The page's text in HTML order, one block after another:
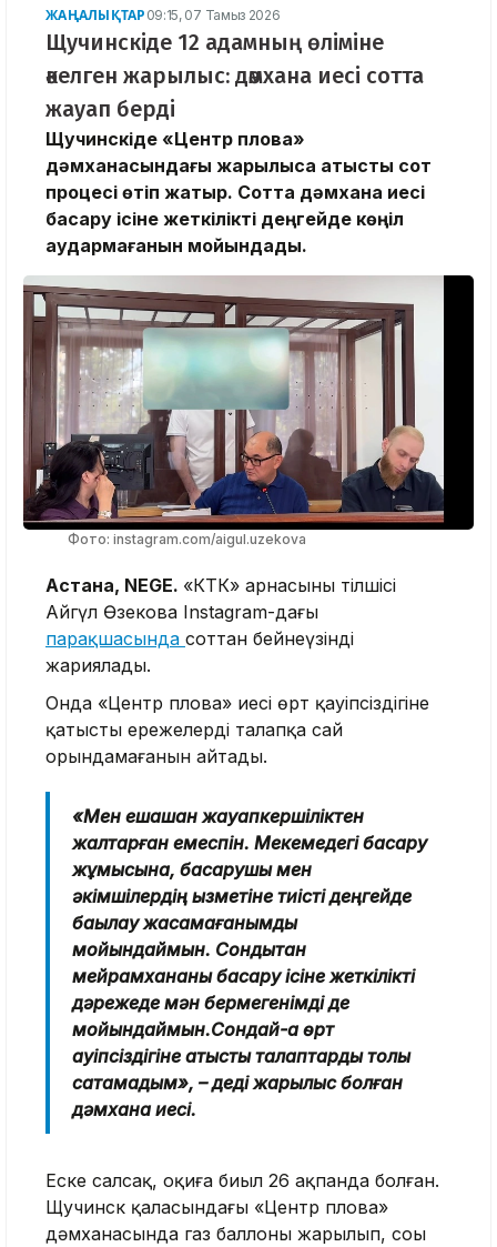
ЖАҢАЛЫҚТАР 09:15, 07 Тамыз 2026
Щучинскіде 12 адамның өліміне
әкелген жарылыс: дәмхана иесі сотта
жауап берді
Щучинскіде «Центр плова»
дәмханасындағы жарылысқа қатысты сот
процесі өтіп жатыр. Сотта дәмхана иесі
басқару ісіне жеткілікті деңгейде көңіл
аудармағанын мойындады.
Фото: instagram.com/aigul.uzekova
Астана, NEGE. «КТК» арнасының тілшісі
Айгүл Өзекова Instagram-дағы
парақшасында соттан бейнеүзінді
жариялады.
Онда «Центр плова» иесі өрт қауіпсіздігіне
қатысты ережелерді талапқа сай
орындамағанын айтады.
«Мен ешқашан жауапкершіліктен
жалтарған емеспін. Мекемедегі басқару
жұмысына, басқарушы мен
әкімшілердің қызметіне тиісті деңгейде
бақылау жасамағанымды
мойындаймын. Сондықтан
мейрамхананы басқару ісіне жеткілікті
дәрежеде мән бермегенімді де
мойындаймын.Сондай-ақ өрт
қауіпсіздігіне қатысты талаптарды толық
сақтамадым», – деді жарылыс болған
дәмхана иесі.
Еске салсақ, оқиға биыл 26 ақпанда болған.
Щучинск қаласындағы «Центр плова»
дәмханасында газ баллоны жарылып, соңы